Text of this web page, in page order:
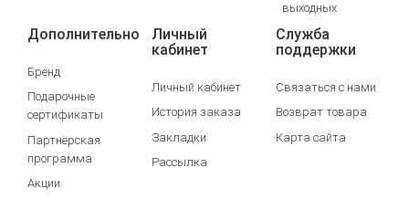
выходных
Дополнительно
Бренд
Подарочные
сертификаты
Партнёрская
программа
Акции
Личный
кабинет
Личный кабинет
История заказа
Закладки
Рассылка
Служба
поддержки
Связаться с нами
Возврат товара
Карта сайта